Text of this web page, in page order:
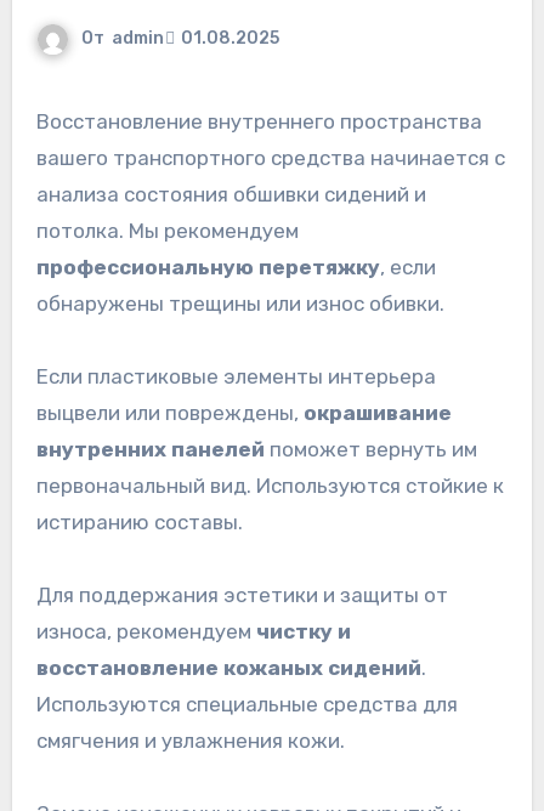
От admin 01.08.2025
Восстановление внутреннего пространства
вашего транспортного средства начинается с
анализа состояния обшивки сидений и
потолка. Мы рекомендуем
профессиональную перетяжку, если
обнаружены трещины или износ обивки.
Если пластиковые элементы интерьера
выцвели или повреждены, окрашивание
внутренних панелей поможет вернуть им
первоначальный вид. Используются стойкие к
истиранию составы.
Для поддержания эстетики и защиты от
износа, рекомендуем чистку и
восстановление кожаных сидений.
Используются специальные средства для
смягчения и увлажнения кожи.